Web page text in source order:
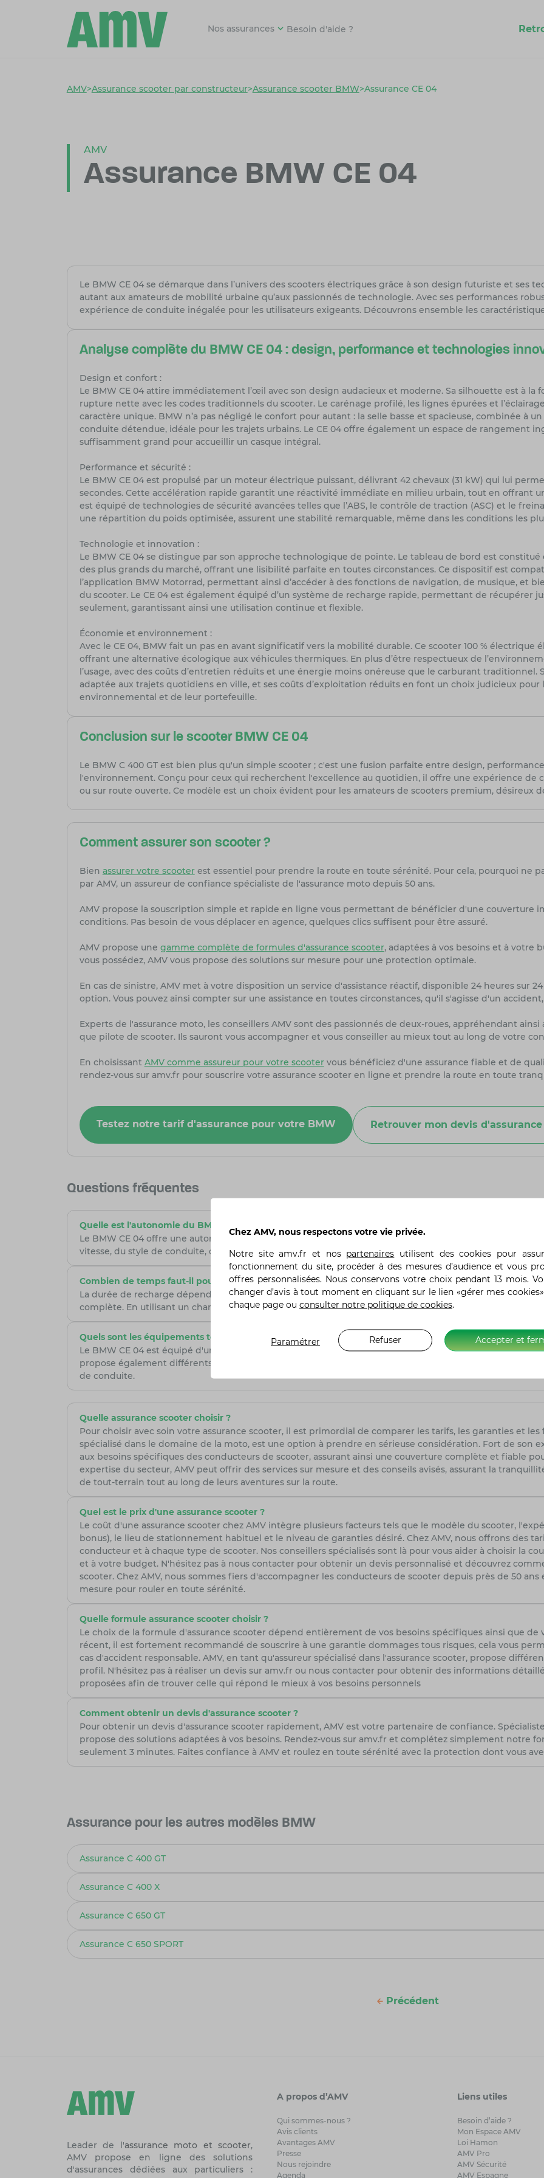
Nos assurances Besoin d'aide ?
AMV>Assurance scooter par constructeur>Assurance scooter BMW>Assurance CE 04
AMV
Assurance BMW CE 04
Le BMW CE 04 se démarque dans l’univers des scooters électriques grâce à son design futuriste et ses
autant aux amateurs de mobilité urbaine qu’aux passionnés de technologie. Avec ses performances
expérience de conduite inégalée pour les utilisateurs exigeants. Découvrons ensemble les
Analyse complète du BMW CE 04 : design, performance et technologies
Design et confort :
Le BMW CE 04 attire immédiatement l’œil avec son design audacieux et moderne. Sa silhouette est à
rupture nette avec les codes traditionnels du scooter. Le carénage profilé, les lignes épurées et
caractère unique. BMW n’a pas négligé le confort pour autant : la selle basse et spacieuse, combinée à
conduite détendue, idéale pour les trajets urbains. Le CE 04 offre également un espace de rangement
suffisamment grand pour accueillir un casque intégral.
Performance et sécurité :
Le BMW CE 04 est propulsé par un moteur électrique puissant, délivrant 42 chevaux (31 kW) qui lui
secondes. Cette accélération rapide garantit une réactivité immédiate en milieu urbain, tout en offrant
est équipé de technologies de sécurité avancées telles que l’ABS, le contrôle de traction (ASC) et le
une répartition du poids optimisée, assurent une stabilité remarquable, même dans les conditions les
Technologie et innovation :
Le BMW CE 04 se distingue par son approche technologique de pointe. Le tableau de bord est constitué
des plus grands du marché, offrant une lisibilité parfaite en toutes circonstances. Ce dispositif est
l’application BMW Motorrad, permettant ainsi d’accéder à des fonctions de navigation, de musique, et
du scooter. Le CE 04 est également équipé d’un système de recharge rapide, permettant de récupérer
seulement, garantissant ainsi une utilisation continue et flexible.
Économie et environnement :
Avec le CE 04, BMW fait un pas en avant significatif vers la mobilité durable. Ce scooter 100 % électrique
offrant une alternative écologique aux véhicules thermiques. En plus d’être respectueux de
l’usage, avec des coûts d’entretien réduits et une énergie moins onéreuse que le carburant traditionnel.
adaptée aux trajets quotidiens en ville, et ses coûts d’exploitation réduits en font un choix judicieux
environnemental et de leur portefeuille.
Conclusion sur le scooter BMW CE 04
Le BMW C 400 GT est bien plus qu'un simple scooter ; c'est une fusion parfaite entre design,
l'environnement. Conçu pour ceux qui recherchent l'excellence au quotidien, il offre une expérience de
ou sur route ouverte. Ce modèle est un choix évident pour les amateurs de scooters premium, désireux
Comment assurer son scooter ?
Bien assurer votre scooterest essentiel pour prendre la route en toute sérénité. Pour cela, pourquoi ne
par AMV, un assureur de confiance spécialiste de l'assurance moto depuis 50 ans.
AMV propose la souscription simple et rapide en ligne vous permettant de bénéficier d'une couverture
conditions. Pas besoin de vous déplacer en agence, quelques clics suffisent pour être assuré.
AMV propose une gamme complète de formules d'assurance scooter, adaptées à vos besoins et à votre
vous possédez, AMV vous propose des solutions sur mesure pour une protection optimale.
En cas de sinistre, AMV met à votre disposition un service d'assistance réactif, disponible 24 heures sur
option. Vous pouvez ainsi compter sur une assistance en toutes circonstances, qu'il s'agisse d'un
Experts de l'assurance moto, les conseillers AMV sont des passionnés de deux-roues, appréhendant
que pilote de scooter. Ils sauront vous accompagner et vous conseiller au mieux tout au long de votre
En choisissant AMV comme assureur pour votre scootervous bénéficiez d'une assurance fiable et de
rendez-vous sur amv.fr pour souscrire votre assurance scooter en ligne et prendre la route en toute
Testez notre tarif d'assurance pour votre BMW Retrouver mon devis d'assurance
Questions fréquentes
Quelle est l'autonomie du BMW CE 04 ?
Le BMW CE 04 offre une autonomie allant jusqu'à 130 kilomètres selon les normes de test WMTC. Cette
vitesse, du style de conduite, des conditions de la route et de la température ambiante.
Combien de temps faut-il pour recharger la batterie du BMW CE 04 ?
La durée de recharge dépend du type de chargeur utilisé. Avec un chargeur standard, il faut environ 4
complète. En utilisant un chargeur rapide (optionnel), la batterie peut être rechargée à 80 % en
Quels sont les équipements technologiques disponibles sur le BMW CE 04 ?
Le BMW CE 04 est équipé d'un écran TFT de 10,25 pouces avec navigation intégrée, connectivité
propose également différents modes de conduite, l’ABS, un contrôle de traction et des phares LED
de conduite.
Quelle assurance scooter choisir ?
Pour choisir avec soin votre assurance scooter, il est primordial de comparer les tarifs, les garanties et les
spécialisé dans le domaine de la moto, est une option à prendre en sérieuse considération. Fort de son
aux besoins spécifiques des conducteurs de scooter, assurant ainsi une couverture complète et fiable
expertise du secteur, AMV peut offrir des services sur mesure et des conseils avisés, assurant la
de tout-terrain tout au long de leurs aventures sur la route.
Quel est le prix d'une assurance scooter ?
Le coût d'une assurance scooter chez AMV intègre plusieurs facteurs tels que le modèle du scooter,
bonus), le lieu de stationnement habituel et le niveau de garanties désiré. Chez AMV, nous offrons des
conducteur et à chaque type de scooter. Nos conseillers spécialisés sont là pour vous aider à choisir la
et à votre budget. N'hésitez pas à nous contacter pour obtenir un devis personnalisé et découvrez
scooter. Chez AMV, nous sommes fiers d'accompagner les conducteurs de scooter depuis près de 50
mesure pour rouler en toute sérénité.
Quelle formule assurance scooter choisir ?
Le choix de la formule d'assurance scooter dépend entièrement de vos besoins spécifiques ainsi que de
récent, il est fortement recommandé de souscrire à une garantie dommages tous risques, cela vous
cas d'accident responsable. AMV, en tant qu'assureur spécialisé dans l'assurance scooter, propose
profil. N'hésitez pas à réaliser un devis sur amv.fr ou nous contacter pour obtenir des informations
proposées afin de trouver celle qui répond le mieux à vos besoins personnels
Comment obtenir un devis d'assurance scooter ?
Pour obtenir un devis d'assurance scooter rapidement, AMV est votre partenaire de confiance.
propose des solutions adaptées à vos besoins. Rendez-vous sur amv.fr et complétez simplement notre
seulement 3 minutes. Faites confiance à AMV et roulez en toute sérénité avec la protection dont vous
Assurance pour les autres modèles BMW
Assurance C 400 GT
Assurance C 400 X
Assurance C 650 GT
Assurance C 650 SPORT
Précédent
Leader de l'assurance moto et scooter,
AMV propose en ligne des solutions
d'assurances dédiées aux particuliers :
A propos d’AMV
Qui sommes-nous ?
Avis clients
Avantages AMV
Presse
Nous rejoindre
Agenda
Liens utiles
Besoin d’aide ?
Mon Espace AMV
Loi Hamon
AMV Pro
AMV Sécurité
AMV Espagne
Chez AMV, nous respectons votre vie privée.
Notre siteamv.fr et nos partenaires utilisent des cookies pour
fonctionnement du site, procéder à des mesures d’audience et vous
offres personnalisées. Nous conservons votre choix pendant 13 mois.
changer d’avis à tout moment en cliquant sur le lien «gérer mes
chaque page ou consulter notre politique de cookies.
Accepter et
Refuser
Paramétrer